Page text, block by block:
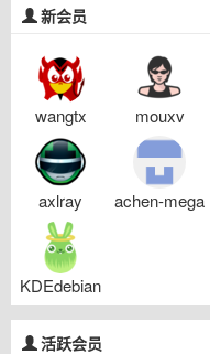
新会员
wangtx mouxv
axlray achen-mega
KDEdebian
活跃会员